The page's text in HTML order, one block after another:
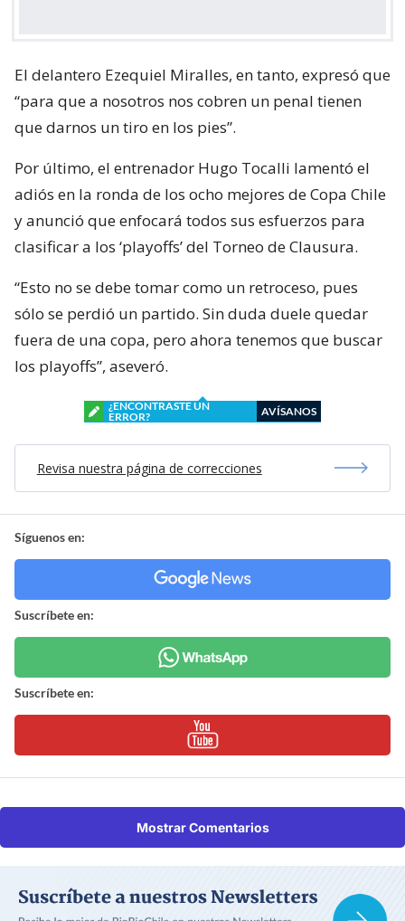
El delantero Ezequiel Miralles, en tanto, expresó que
“para que a nosotros nos cobren un penal tienen
que darnos un tiro en los pies”.
Por último, el entrenador Hugo Tocalli lamentó el
adiós en la ronda de los ocho mejores de Copa Chile
y anunció que enfocará todos sus esfuerzos para
clasificar a los ‘playoffs’ del Torneo de Clausura.
“Esto no se debe tomar como un retroceso, pues
sólo se perdió un partido. Sin duda duele quedar
fuera de una copa, pero ahora tenemos que buscar
los playoffs”, aseveró.
¿ENCONTRASTE UN
ERROR?
AVÍSANOS
Revisa nuestra página de correcciones
Síguenos en:
Suscríbete en:
Suscríbete en:
Mostrar Comentarios